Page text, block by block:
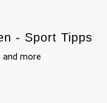
- Sport Tipps
more